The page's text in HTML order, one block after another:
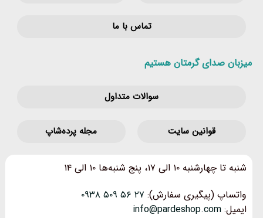
تماس با ما
میزبان صدای گرمتان هستیم
سوالات متداول
قوانین‌ سایت مجله پرده‌شاپ
شنبه تا چهارشنبه ۱۰ الی ۱۷، پنج شنبه‌ها ۱۰ الی ۱۴
واتساپ (پیگیری سفارش): ۲۷ ۵۶ ۵۰۹ ۰۹۳۸
ایمیل: info@pardeshop.com